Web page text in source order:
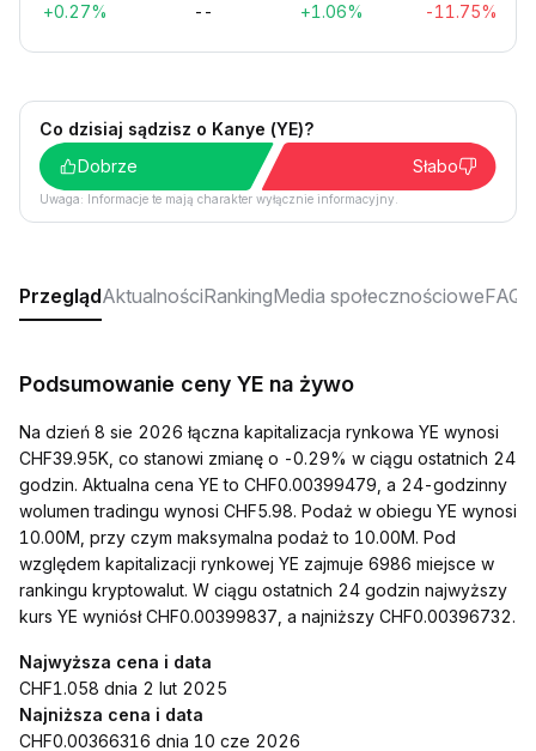
+0.27% -- +1.06% -11.75%
Co dzisiaj sądzisz o Kanye (YE)?
Dobrze
Słabo
Uwaga: Informacje te mają charakter wyłącznie informacyjny.
PrzeglądAktualnościRankingMedia społecznościoweFAQ
Podsumowanie ceny YE na żywo
Na dzień 8 sie 2026 łączna kapitalizacja rynkowa YE wynosi
CHF39.95K, co stanowi zmianę o -0.29% w ciągu ostatnich 24
godzin. Aktualna cena YE to CHF0.00399479, a 24-godzinny
wolumen tradingu wynosi CHF5.98. Podaż w obiegu YE wynosi
10.00M, przy czym maksymalna podaż to 10.00M. Pod
względem kapitalizacji rynkowej YE zajmuje 6986 miejsce w
rankingu kryptowalut. W ciągu ostatnich 24 godzin najwyższy
kurs YE wyniósł CHF0.00399837, a najniższy CHF0.00396732.
Najwyższa cena i data
CHF1.058 dnia 2 lut 2025
Najniższa cena i data
CHF0.00366316 dnia 10 cze 2026